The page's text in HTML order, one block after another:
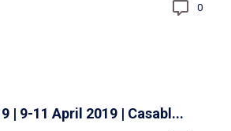
0
| 9-11 April 2019 | Casabl...